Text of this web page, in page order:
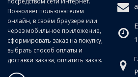
Позволяет пользователям
онлайн, в своём браузере или
через мобильное приложение,
сформировать заказ на покупку,
выбрать способ оплаты и
доставки заказа, оплатить заказ.